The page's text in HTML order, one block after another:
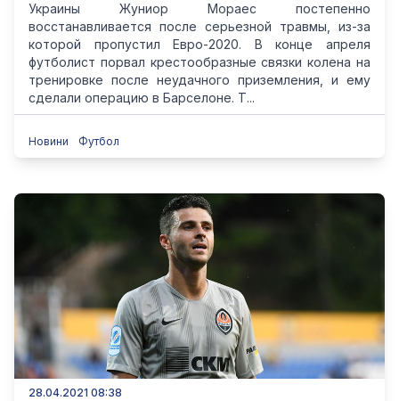
Украины Жуниор Мораес постепенно
восстанавливается после серьезной травмы, из-за
которой пропустил Евро-2020. В конце апреля
футболист порвал крестообразные связки колена на
тренировке после неудачного приземления, и ему
сделали операцию в Барселоне. Т...
Новини Футбол
28.04.2021 08:38